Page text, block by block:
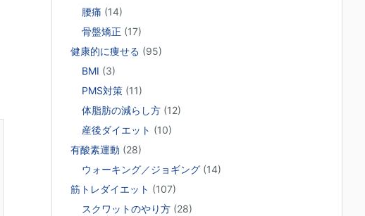
腰痛 (14)
骨盤矯正 (17)
健康的に痩せる (95)
BMI (3)
PMS対策 (11)
体脂肪の減らし方 (12)
産後ダイエット (10)
有酸素運動 (28)
ウォーキング／ジョギング (14)
筋トレダイエット (107)
スクワットのやり方 (28)